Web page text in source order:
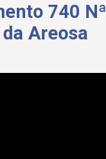
740 Nª
Areosa